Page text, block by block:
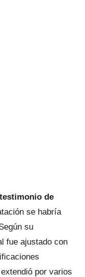
de
se habría
su
fue ajustado con
por varios